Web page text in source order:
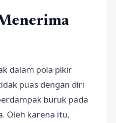
dalam pola pikir
puas dengan diri
buruk pada
Oleh karena itu,